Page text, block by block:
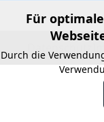
Datenschutz
Für
Durch die